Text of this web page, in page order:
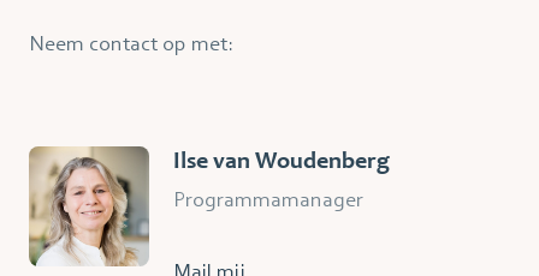
Neem contact op met:
Ilse van Woudenberg
Programmamanager
Mail mij